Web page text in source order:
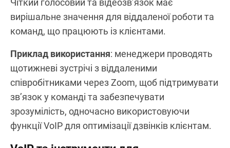
для швидкої співпраці в межахекосистеми
Google.
відеоконференцій
Найкраще для: нарад, віддалених перевірок
стану, вебінарів
Чіткий голосовий та відеозв’язок має
вирішальне значення для віддаленої роботи та
команд, що працюють із клієнтами.